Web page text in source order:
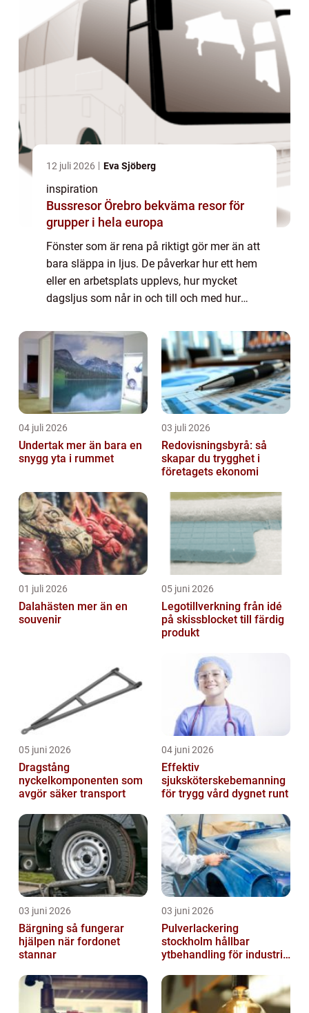
12 juli 2026 Eva Sjöberg
inspiration
Bussresor Örebro bekväma resor för
grupper i hela europa
Fönster som är rena på riktigt gör mer än att
bara släppa in ljus. De påverkar hur ett hem
eller en arbetsplats upplevs, hur mycket
dagsljus som når in och till och med hur
många att Fönsterputs är både tidskräv...
04 juli 2026
Undertak mer än bara en
snygg yta i rummet
03 juli 2026
Redovisningsbyrå: så
skapar du trygghet i
företagets ekonomi
01 juli 2026
Dalahästen mer än en
souvenir
05 juni 2026
Legotillverkning från idé
på skissblocket till färdig
produkt
05 juni 2026
Dragstång
nyckelkomponenten som
avgör säker transport
04 juni 2026
Effektiv
sjuksköterskebemanning
för trygg vård dygnet runt
03 juni 2026
Bärgning så fungerar
hjälpen när fordonet
stannar
03 juni 2026
Pulverlackering
stockholm hållbar
ytbehandling för industri